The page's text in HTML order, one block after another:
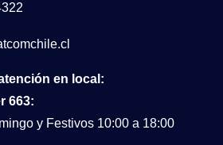
en local:
663:
y Festivos 10:00 a 18:00